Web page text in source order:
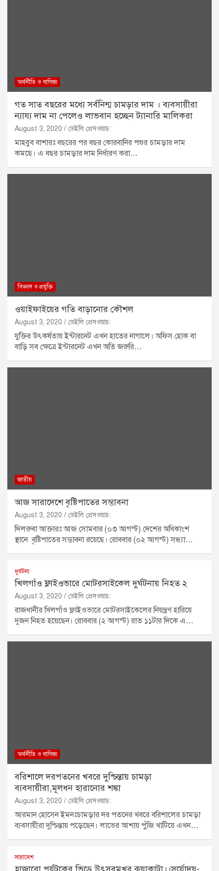
অর্থনীতি ও বাণিজ্য
গত সাত বছরের মধ্যে সর্বনিন্ম চামড়ার দাম । ব্যবসায়ীরা
ন্যায্য দাম না পেলেও লাভবান হচ্ছেন ট্যানারি মালিকরা
August 3, 2020 ডেইলি প্রেসওয়াচ:
মাহবুব বাশারঃ বছরের পর বছর কোরবানির পশুর চামড়ার দাম
কমছে। এ বছর চামড়ার দাম নির্ধারণ করা…
বিজ্ঞান ও প্রযুক্তি
ওয়াইফাইয়ের গতি বাড়ানোর কৌশল
August 3, 2020 ডেইলি প্রেসওয়াচ:
যুক্তির উৎকর্ষতায় ইন্টারনেট এখন হাতের নাগালে। অফিস হোক বা
বাড়ি সব ক্ষেত্রে ইন্টারনেট এখন অতি জরুরি…
জাতীয়
আজ সারাদেশে বৃষ্টিপাতের সম্ভাবনা
August 3, 2020 ডেইলি প্রেসওয়াচ:
দিলরুবা আক্তারঃ আজ সোমবার (০৩ আগস্ট) দেশের অধিকাংশ
স্থানে বৃষ্টিপাতের সম্ভাবনা রয়েছে। রোববার (০২ আগস্ট) সন্ধ্যা…
দুর্ঘটনা
খিলগাঁও ফ্লাইওভারে মোটরসাইকেল দুর্ঘটনায় নিহত ২
August 3, 2020 ডেইলি প্রেসওয়াচ:
রাজধানীর খিলগাঁও ফ্লাইওভারে মোটরসাইকেলের নিয়ন্ত্রণ হারিয়ে
দুজন নিহত হয়েছেন। রোববার (২ আগস্ট) রাত ১১টার দিকে এ…
অর্থনীতি ও বাণিজ্য
বরিশালে দরপতনের খবরে দুশ্চিন্তায় চামড়া
ব্যবসায়ীরা,মূলধন হারানোর শঙ্কা
August 3, 2020 ডেইলি প্রেসওয়াচ:
আরমান হোসেন ইমনঃচামড়ার দর পতনের খবরে বরিশালের চামড়া
ব্যবসায়ীরা দুশ্চিন্তায় পড়েছেন। লাভের আশায় পুঁজি খাটিয়ে এখন…
সারাদেশ